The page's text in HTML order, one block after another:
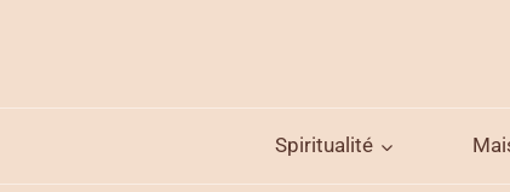
Spiritualité